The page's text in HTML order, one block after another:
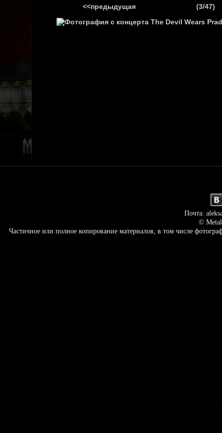
<<предыдущая (3/47)
Почта:
©
Частичное или полное копирование материалов, в том числе